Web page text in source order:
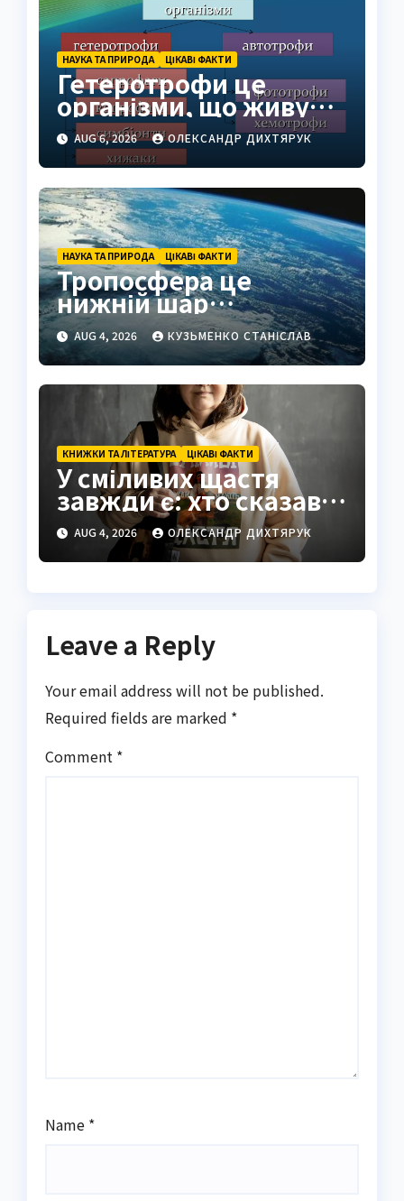
НАУКА ТА ПРИРОДА ЦІКАВІ ФАКТИ
Гетеротрофи це
організми, що живуть
за рахунок готової
органіки
AUG 6, 2026 ОЛЕКСАНДР ДИХТЯРУК
НАУКА ТА ПРИРОДА ЦІКАВІ ФАКТИ
Тропосфера це
нижній шар
атмосфери Землі
AUG 4, 2026 КУЗЬМЕНКО СТАНІСЛАВ
КНИЖКИ ТА ЛІТЕРАТУРА ЦІКАВІ ФАКТИ
У сміливих щастя
завжди є: хто сказав і
що означає ця
мудрість
AUG 4, 2026 ОЛЕКСАНДР ДИХТЯРУК
Leave a Reply
Your email address will not be published.
Required fields are marked *
Comment *
Name *